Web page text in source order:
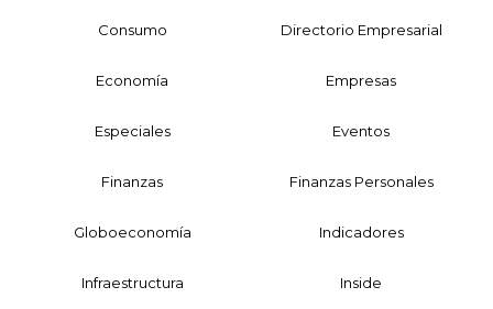
Consumo Directorio Empresarial
Economía Empresas
Especiales Eventos
Finanzas Finanzas Personales
Globoeconomía Indicadores
Infraestructura Inside